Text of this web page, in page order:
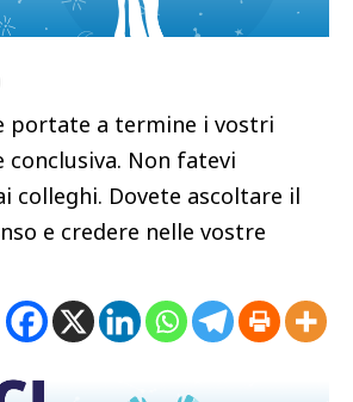
portate a termine i vostri
Non fatevi
colleghi. Dovete ascoltare il
e credere nelle vostre